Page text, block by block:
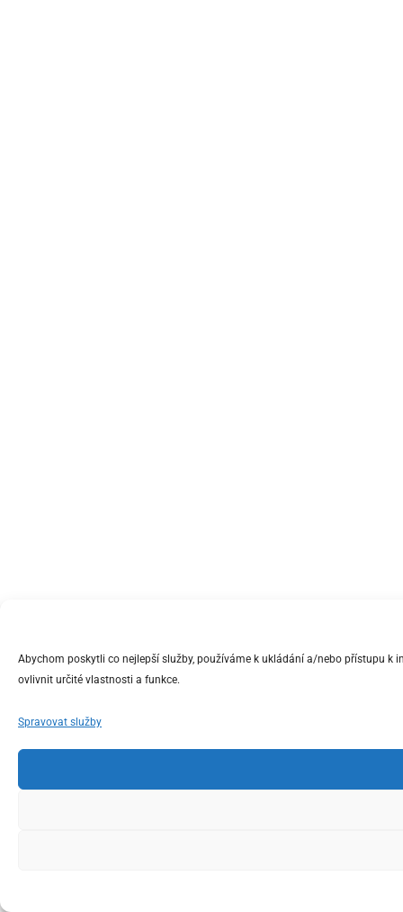
Abychom poskytli co nejlepší služby, používáme k ukládání a/nebo přístupu
ovlivnit určité vlastnosti a funkce.
Spravovat služby